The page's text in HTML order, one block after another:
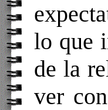
lo que
de la
ver